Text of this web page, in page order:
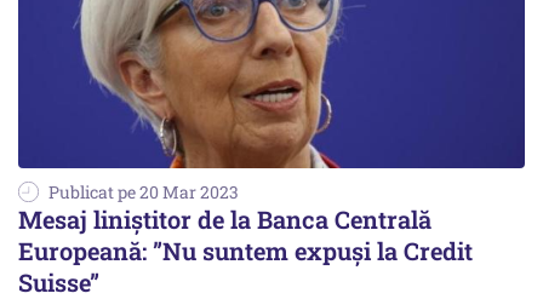
Publicat pe 20 Mar 2023
Mesaj liniștitor de la Banca Centrală
Europeană: ”Nu suntem expuși la Credit
Suisse”